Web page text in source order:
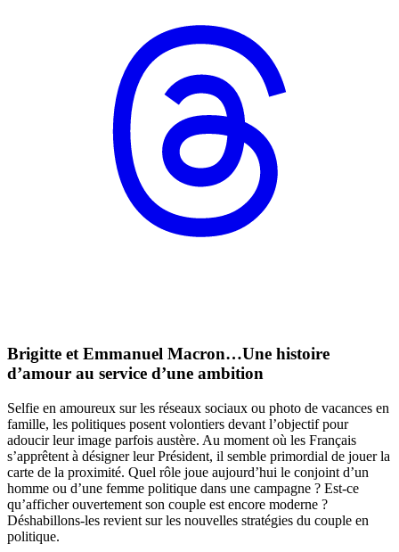
Brigitte et Emmanuel Macron…Une histoire
d’amour au service d’une ambition
Selfie en amoureux sur les réseaux sociaux ou photo de vacances en
famille, les politiques posent volontiers devant l’objectif pour
adoucir leur image parfois austère. Au moment où les Français
s’apprêtent à désigner leur Président, il semble primordial de jouer la
carte de la proximité. Quel rôle joue aujourd’hui le conjoint d’un
homme ou d’une femme politique dans une campagne ? Est-ce
qu’afficher ouvertement son couple est encore moderne ?
Déshabillons-les revient sur les nouvelles stratégies du couple en
politique.